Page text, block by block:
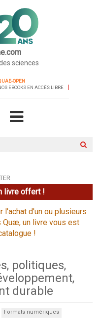
sciences
OPEN
EBOOKS EN ACCÈS LIBRE
livre offert !
l'achat d'un ou plusieurs
un livre vous est
!
politiques,
durable
Formats numériques